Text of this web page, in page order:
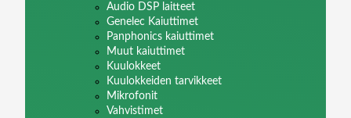
Audio DSP laitteet
Genelec Kaiuttimet
Panphonics kaiuttimet
Muut kaiuttimet
Kuulokkeet
Kuulokkeiden tarvikkeet
Mikrofonit
Vahvistimet